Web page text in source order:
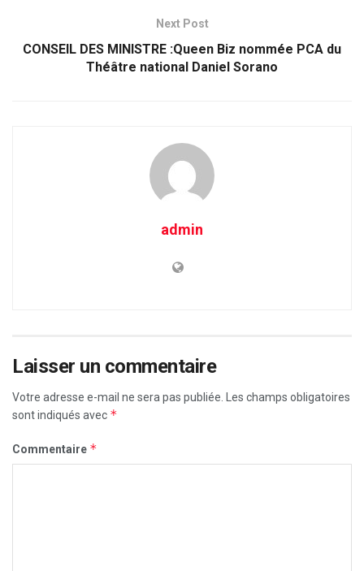
Next Post
CONSEIL DES MINISTRE :Queen Biz nommée PCA du
Théâtre national Daniel Sorano
admin
Laisser un commentaire
Votre adresse e-mail ne sera pas publiée.
Les champs obligatoires
sont indiqués avec *
Commentaire *